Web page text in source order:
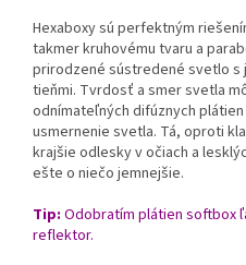
Hexaboxy sú perfektným
takmer kruhovému tvaru a
prirodzené sústredené svetlo s
tieňmi. Tvrdosť a smer svetla
odnímateľných difúznych
usmernenie svetla. Tá, oproti
krajšie odlesky v očiach a
ešte o niečo jemnejšie.
Tip: Odobratím plátien softbox
reflektor.